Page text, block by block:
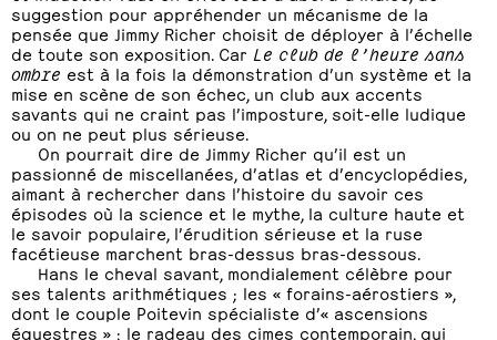
suggestion pour appréhender un mécanisme de la
pensée que Jimmy Richer choisit de déployer à l’échelle
de toute son exposition. Car Le club de l’heure sans
ombre est à la fois la démonstration d’un système et la
mise en scène de son échec, un club aux accents
savants qui ne craint pas l’imposture, soit-elle ludique
ou on ne peut plus sérieuse.
On pourrait dire de Jimmy Richer qu’il est un
passionné de miscellanées, d’atlas et d’encyclopédies,
aimant à rechercher dans l’histoire du savoir ces
épisodes où la science et le mythe, la culture haute et
le savoir populaire, l’érudition sérieuse et la ruse
facétieuse marchent bras-dessus bras-dessous.
Hans le cheval savant, mondialement célèbre pour
ses talents arithmétiques ; les « forains-aérostiers »,
dont le couple Poitevin spécialiste d’« ascensions
équestres » ; le radeau des cimes contemporain, qui